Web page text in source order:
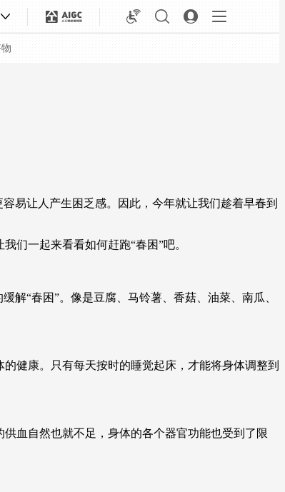
天气 才艺 网展 央央好物
让人产生困乏感。因此，今年就让我们趁着早春到
一起来看看如何赶跑“春困”吧。
“春困”。像是豆腐、马铃薯、香菇、油菜、南瓜、
康。只有每天按时的睡觉起床，才能将身体调整到
血自然也就不足，身体的各个器官功能也受到了限